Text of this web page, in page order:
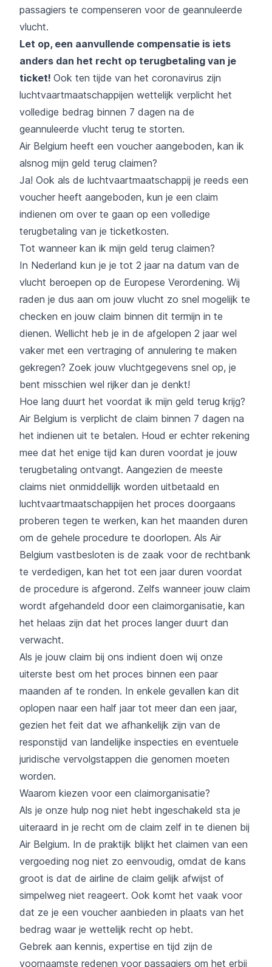
passagiers te compenseren voor de geannuleerde
vlucht.
Let op, een aanvullende compensatie is iets
anders dan het recht op terugbetaling van je
ticket! Ook ten tijde van het coronavirus zijn
luchtvaartmaatschappijen wettelijk verplicht het
volledige bedrag binnen 7 dagen na de
geannuleerde vlucht terug te storten.
Air Belgium heeft een voucher aangeboden, kan ik
alsnog mijn geld terug claimen?
Ja! Ook als de luchtvaartmaatschappij je reeds een
voucher heeft aangeboden, kun je een claim
indienen om over te gaan op een volledige
terugbetaling van je ticketkosten.
Tot wanneer kan ik mijn geld terug claimen?
In Nederland kun je je tot 2 jaar na datum van de
vlucht beroepen op de Europese Verordening. Wij
raden je dus aan om jouw vlucht zo snel mogelijk te
checken en jouw claim binnen dit termijn in te
dienen. Wellicht heb je in de afgelopen 2 jaar wel
vaker met een vertraging of annulering te maken
gekregen? Zoek jouw vluchtgegevens snel op, je
bent misschien wel rijker dan je denkt!
Hoe lang duurt het voordat ik mijn geld terug krijg?
Air Belgium is verplicht de claim binnen 7 dagen na
het indienen uit te betalen. Houd er echter rekening
mee dat het enige tijd kan duren voordat je jouw
terugbetaling ontvangt. Aangezien de meeste
claims niet onmiddellijk worden uitbetaald en
luchtvaartmaatschappijen het proces doorgaans
proberen tegen te werken, kan het maanden duren
om de gehele procedure te doorlopen. Als Air
Belgium vastbesloten is de zaak voor de rechtbank
te verdedigen, kan het tot een jaar duren voordat
de procedure is afgerond. Zelfs wanneer jouw claim
wordt afgehandeld door een claimorganisatie, kan
het helaas zijn dat het proces langer duurt dan
verwacht.
Als je jouw claim bij ons indient doen wij onze
uiterste best om het proces binnen een paar
maanden af te ronden. In enkele gevallen kan dit
oplopen naar een half jaar tot meer dan een jaar,
gezien het feit dat we afhankelijk zijn van de
responstijd van landelijke inspecties en eventuele
juridische vervolgstappen die genomen moeten
worden.
Waarom kiezen voor een claimorganisatie?
Als je onze hulp nog niet hebt ingeschakeld sta je
uiteraard in je recht om de claim zelf in te dienen bij
Air Belgium. In de praktijk blijkt het claimen van een
vergoeding nog niet zo eenvoudig, omdat de kans
groot is dat de airline de claim gelijk afwijst of
simpelweg niet reageert. Ook komt het vaak voor
dat ze je een voucher aanbieden in plaats van het
bedrag waar je wettelijk recht op hebt.
Gebrek aan kennis, expertise en tijd zijn de
voornaamste redenen voor passagiers om het erbij